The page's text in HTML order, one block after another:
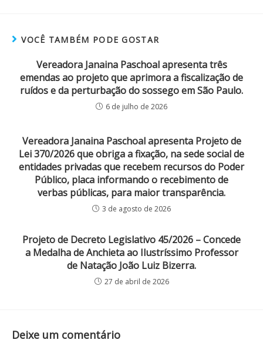
VOCÊ TAMBÉM PODE GOSTAR
Vereadora Janaina Paschoal apresenta três
emendas ao projeto que aprimora a fiscalização de
ruídos e da perturbação do sossego em São Paulo.
6 de julho de 2026
Vereadora Janaina Paschoal apresenta Projeto de
Lei 370/2026 que obriga a fixação, na sede social de
entidades privadas que recebem recursos do Poder
Público, placa informando o recebimento de
verbas públicas, para maior transparência.
3 de agosto de 2026
Projeto de Decreto Legislativo 45/2026 – Concede
a Medalha de Anchieta ao Ilustríssimo Professor
de Natação João Luiz Bizerra.
27 de abril de 2026
Deixe um comentário